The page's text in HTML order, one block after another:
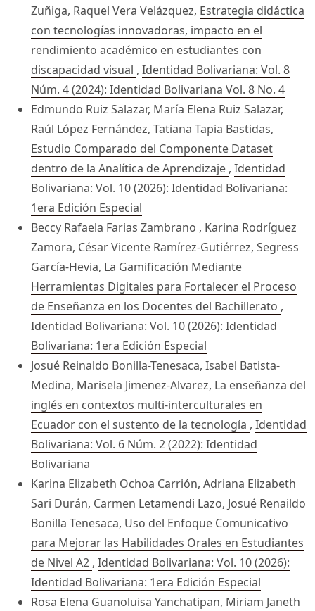
Zuñiga, Raquel Vera Velázquez, Estrategia didáctica
con tecnologías innovadoras, impacto en el
rendimiento académico en estudiantes con
discapacidad visual , Identidad Bolivariana: Vol. 8
Núm. 4 (2024): Identidad Bolivariana Vol. 8 No. 4
Edmundo Ruiz Salazar, María Elena Ruiz Salazar,
Raúl López Fernández, Tatiana Tapia Bastidas,
Estudio Comparado del Componente Dataset
dentro de la Analítica de Aprendizaje , Identidad
Bolivariana: Vol. 10 (2026): Identidad Bolivariana:
1era Edición Especial
Beccy Rafaela Farias Zambrano , Karina Rodríguez
Zamora, César Vicente Ramírez-Gutiérrez, Segress
García-Hevia, La Gamificación Mediante
Herramientas Digitales para Fortalecer el Proceso
de Enseñanza en los Docentes del Bachillerato ,
Identidad Bolivariana: Vol. 10 (2026): Identidad
Bolivariana: 1era Edición Especial
Josué Reinaldo Bonilla-Tenesaca, Isabel Batista-
Medina, Marisela Jimenez-Alvarez, La enseñanza del
inglés en contextos multi-interculturales en
Ecuador con el sustento de la tecnología , Identidad
Bolivariana: Vol. 6 Núm. 2 (2022): Identidad
Bolivariana
Karina Elizabeth Ochoa Carrión, Adriana Elizabeth
Sari Durán, Carmen Letamendi Lazo, Josué Renaildo
Bonilla Tenesaca, Uso del Enfoque Comunicativo
para Mejorar las Habilidades Orales en Estudiantes
de Nivel A2 , Identidad Bolivariana: Vol. 10 (2026):
Identidad Bolivariana: 1era Edición Especial
Rosa Elena Guanoluisa Yanchatipan, Miriam Janeth